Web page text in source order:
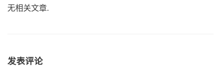
无相关文章.
发表评论